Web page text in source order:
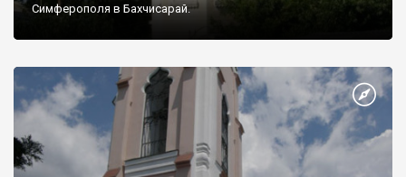
Симферополя в Бахчисарай.